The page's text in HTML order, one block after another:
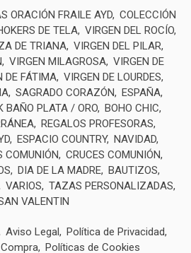
ORACIÓN FRAILE AYD COLECCIÓN
DE TELA VIRGEN DEL ROCÍO
DE TRIANA VIRGEN DEL PILAR
VIRGEN MILAGROSA VIRGEN DE
DE FÁTIMA VIRGEN DE LOURDES
SAGRADO CORAZÓN
ESPAÑA
BAÑO PLATA / ORO BOHO CHIC
REGALOS PROFESORAS
ESPACIO COUNTRY NAVIDAD
COMUNIÓN
CRUCES COMUNIÓN
DIA DE LA MADRE BAUTIZOS
VARIOS
TAZAS PERSONALIZADAS
VALENTIN
Aviso Legal
Política de Privacidad
Políticas de Cookies